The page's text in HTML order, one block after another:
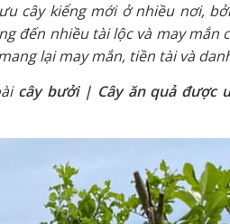
cây kiểng mới ở nhiều nơi,
đến nhiều tài lộc và may mắn
lại may mắn, tiền tài và
cây bưởi | Cây ăn quả được